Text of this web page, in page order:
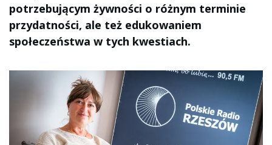
potrzebującym żywności o różnym terminie
przydatności, ale też edukowaniem
społeczeństwa w tych kwestiach.